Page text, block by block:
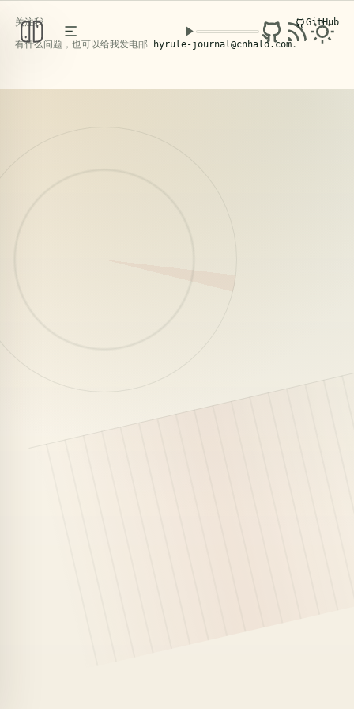
PERSONAL KNOWLEDGE BASE
/ FIELD NOTES
关注我
GitHub
有什么问题，也可以给我发电邮
hyrule-journal@cnhalo.com.